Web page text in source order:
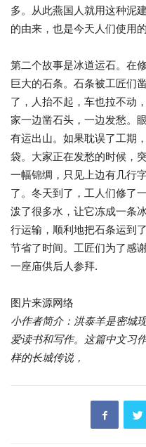
多。从此燕国人就用这种泥
的由来，也是今天人们使用的
第二个故事是冰道运石。在
巨大的石条。石条被工匠们
了，人抬不起，车也拉不动
家一边凿石头，一边发愁。
有运出山。如果耽误了工期
袋。大家正在发愁的时候，
一幅锦绸，只见上边有几行
了。冬天到了，工人们修了
泼了很多水，让它冻成一条
行运输，顺利地把石条运到
节省了时间。工匠们为了感
一座庙供后人参拜.
图片来源网络
小作者简介：洪泰羊是密城
爱读书和写作。这篇中文习
样的长城传说，